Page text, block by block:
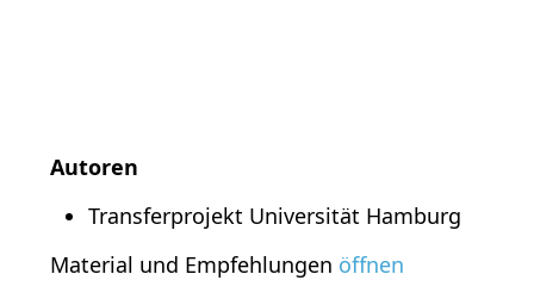
Autoren
Transferprojekt Universität Hamburg
Material und Empfehlungen öffnen